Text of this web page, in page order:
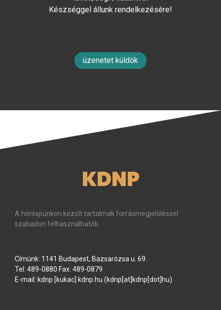
Készséggel állunk rendelkezésére!
üzenetet küldök
KDNP
A honlapunkon közölt tartalmak forrásmegjelöléssel
szabadon felhasználhatók.
Címünk: 1141 Budapest, Bazsarózsa u. 69.
Tel: 489-0880 Fax: 489-0879
E-mail: kdnp [kukac] kdnp.hu (kdnp[at]kdnp[dot]hu)